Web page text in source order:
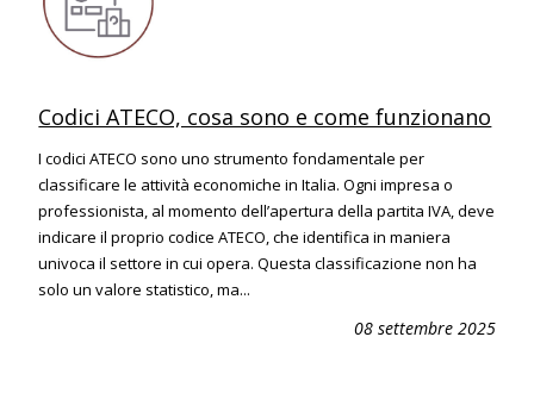
Codici ATECO, cosa sono e come funzionano
I codici ATECO sono uno strumento fondamentale per
classificare le attività economiche in Italia. Ogni impresa o
professionista, al momento dell’apertura della partita IVA, deve
indicare il proprio codice ATECO, che identifica in maniera
univoca il settore in cui opera. Questa classificazione non ha
solo un valore statistico, ma...
08 settembre 2025